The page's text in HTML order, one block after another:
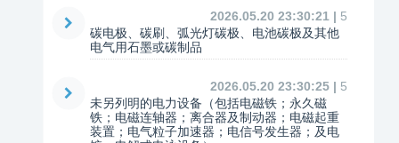
2026.05.20 23:30:21 | 5
碳电极、碳刷、弧光灯碳极、电池碳极及其他
电气用石墨或碳制品
2026.05.20 23:30:25 | 5
未另列明的电力设备（包括电磁铁；永久磁
铁；电磁连轴器；离合器及制动器；电磁起重
装置；电气粒子加速器；电信号发生器；及电